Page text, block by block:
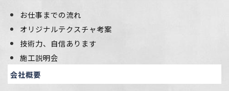
お仕事までの流れ
オリジナルテクスチャ考案
技術力、自信あります
施工説明会
会社概要